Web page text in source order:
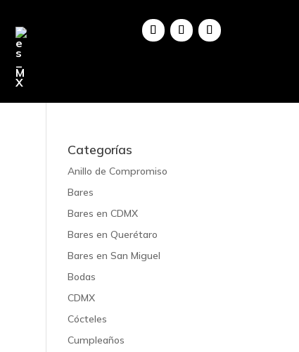
Categorías
Anillo de Compromiso
Bares
Bares en CDMX
Bares en Querétaro
Bares en San Miguel
Bodas
CDMX
Cócteles
Cumpleaños